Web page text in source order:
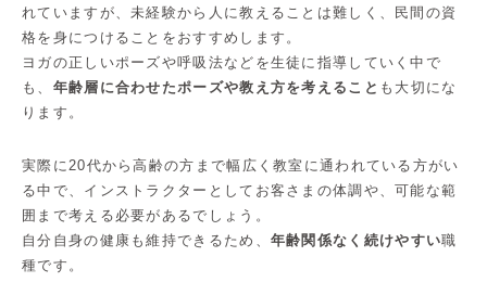
れていますが、未経験から人に教えることは難しく、民間の資
格を身につけることをおすすめします。
ヨガの正しいポーズや呼吸法などを生徒に指導していく中で
も、 年齢層に合わせたポーズや教え方を考えること も大切にな
ります。
実際に20代から高齢の方まで幅広く教室に通われている方がい
る中で、インストラクターとしてお客さまの体調や、可能な範
囲まで考える必要があるでしょう。
自分自身の健康も維持できるため、 年齢関係なく続けやすい職
種です。